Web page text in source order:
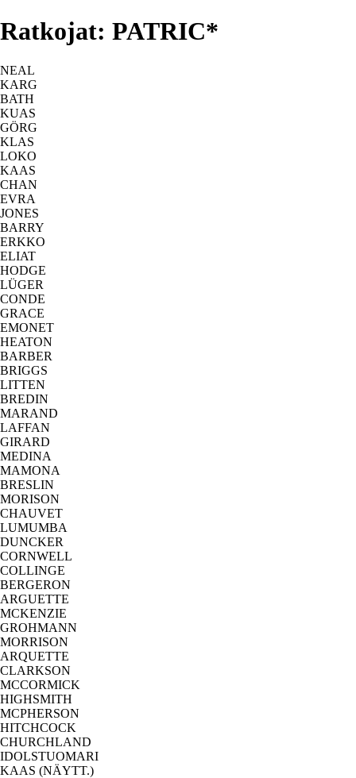
Ratkojat: PATRIC*
NEAL
KARG
BATH
KUAS
GÖRG
KLAS
LOKO
KAAS
CHAN
EVRA
JONES
BARRY
ERKKO
ELIAT
HODGE
LÜGER
CONDE
GRACE
EMONET
HEATON
BARBER
BRIGGS
LITTEN
BREDIN
MARAND
LAFFAN
GIRARD
MEDINA
MAMONA
BRESLIN
MORISON
CHAUVET
LUMUMBA
DUNCKER
CORNWELL
COLLINGE
BERGERON
ARGUETTE
MCKENZIE
GROHMANN
MORRISON
ARQUETTE
CLARKSON
MCCORMICK
HIGHSMITH
MCPHERSON
HITCHCOCK
CHURCHLAND
IDOLSTUOMARI
KAAS (NÄYTT.)